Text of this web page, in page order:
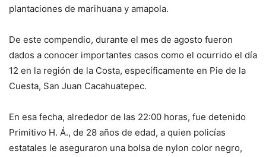
plantaciones de marihuana y amapola.
De este compendio, durante el mes de agosto fueron
dados a conocer importantes casos como el ocurrido el día
12 en la región de la Costa, específicamente en Pie de la
Cuesta, San Juan Cacahuatepec.
En esa fecha, alrededor de las 22:00 horas, fue detenido
Primitivo H. Á., de 28 años de edad, a quien policías
estatales le aseguraron una bolsa de nylon color negro,